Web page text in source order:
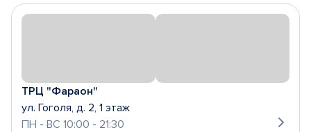
ТРЦ "Фараон"
ул. Гоголя, д. 2, 1 этаж
ПН - ВС 10:00 - 21:30